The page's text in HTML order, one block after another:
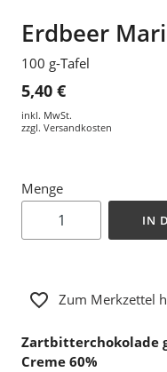
Erdbeer
100 g-Tafel
5,40 €
inkl. MwSt.
zzgl. Versandkosten
Menge
IN
Zum Merkzettel
Zartbitterchokolade
Creme 60%